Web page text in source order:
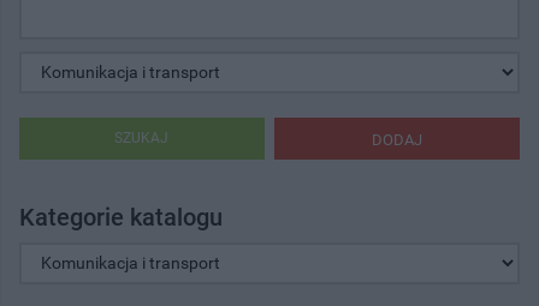
DODAJ
SZUKAJ
Kategorie katalogu